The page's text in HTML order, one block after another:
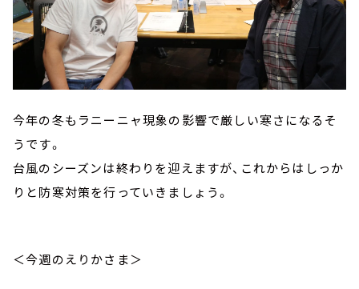
今年の冬もラニーニャ現象の影響で厳しい寒さになるそ
うです。
台風のシーズンは終わりを迎えますが、これからはしっか
りと防寒対策を行っていきましょう。
＜今週のえりかさま＞